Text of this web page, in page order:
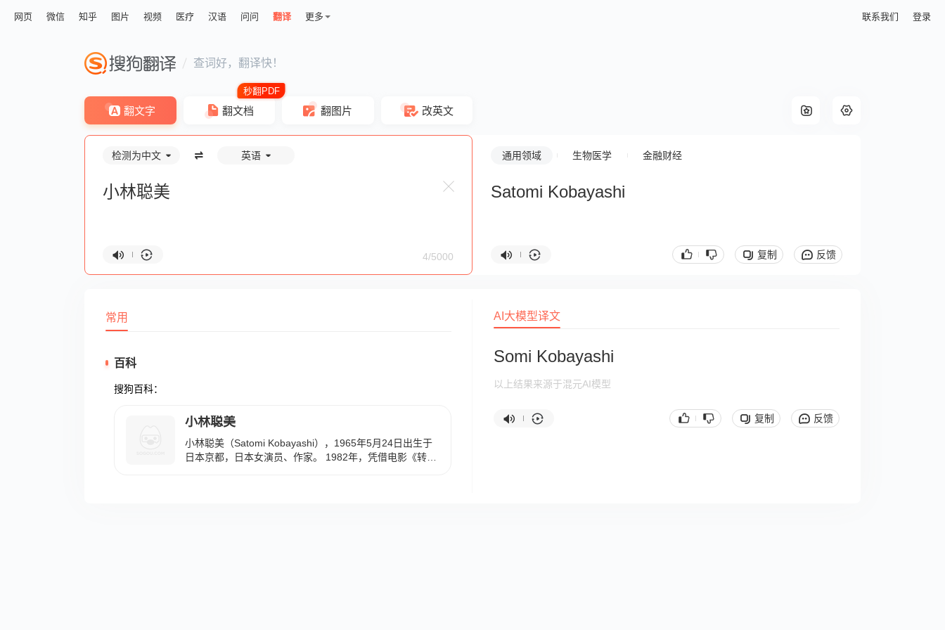
网页 微信 知乎 图片 视频 医疗 汉语 问问 翻译 更多 联系我们 登录
查词好，翻译快！
翻文字 翻文档 翻图片 改英文
检测为中文 英语
4/5000
通用领域 生物医学 金融财经
Satomi Kobayashi
复制 反馈
常用
百科
搜狗百科：
小林聪美
小林聪美（Satomi Kobayashi），1965年5月24日出生于
日本京都，日本女演员、作家。 1982年，凭借电影《转校
AI大模型译文
Somi Kobayashi
以上结果来源于混元AI模型
复制 反馈